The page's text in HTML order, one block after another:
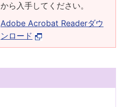
から入手してください。
Adobe Acrobat Readerダウ
ンロード